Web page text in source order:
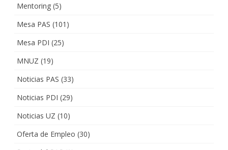
Mentoring (5)
Mesa PAS (101)
Mesa PDI (25)
MNUZ (19)
Noticias PAS (33)
Noticias PDI (29)
Noticias UZ (10)
Oferta de Empleo (30)